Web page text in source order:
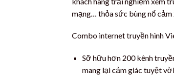
mạng… thỏa sức bùng nổ cảm
Combo internet truyền hình
Sỡ hữu hơn 200 kênh
mang lại cảm giác tuyệt